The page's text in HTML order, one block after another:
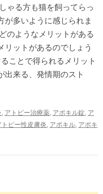
ゃる方も猫を飼ってらっ
が多いように感じられま
のようなメリットがある
ットがあるのでしょう
ことで得られるメリット
出来る、発情期のスト
, アトピー治療薬, アポキル錠, ア
トピー性皮膚炎, アポキル, アポキ